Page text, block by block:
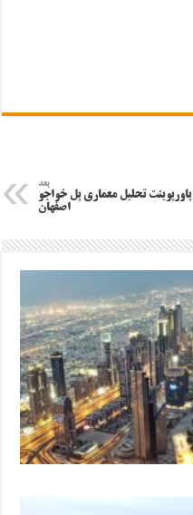
بعد
پاورپوینت تحلیل معماری پل خواجو
اصفهان